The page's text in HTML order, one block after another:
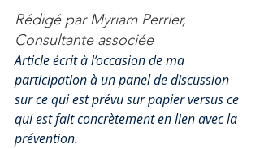
Rédigé par Myriam Perrier,
Consultante associée
Article écrit à l’occasion de ma
participation à un panel de discussion
sur ce qui est prévu sur papier versus ce
qui est fait concrètement en lien avec la
prévention.